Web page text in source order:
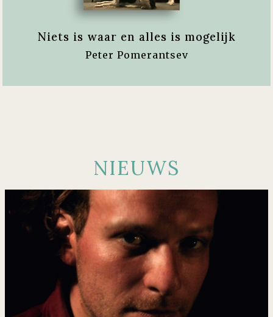
Niets is waar en alles is mogelijk
Peter Pomerantsev
NIEUWS